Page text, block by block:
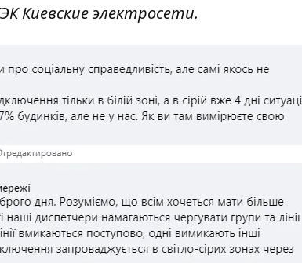
Киевские электросети.